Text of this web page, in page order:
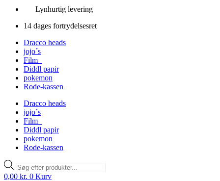
Lynhurtig levering
14 dages fortrydelsesret
Dracco heads
jojo´s
Film
Diddl papir
pokemon
Rode-kassen
Dracco heads
jojo´s
Film
Diddl papir
pokemon
Rode-kassen
Products
search
0,00 kr. 0 Kurv